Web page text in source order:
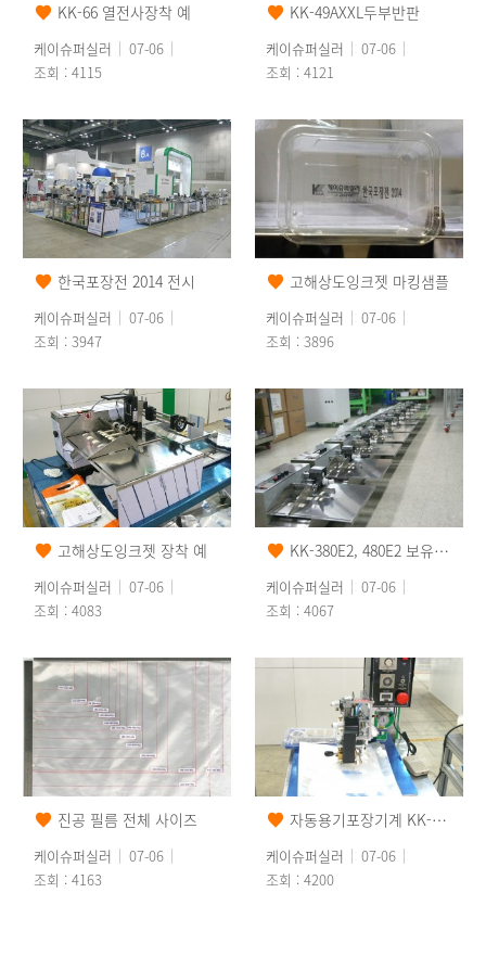
KK-66 열전사장착 예
케이슈퍼실러
07-06
조회 : 4115
KK-49AXXL두부반판
케이슈퍼실러
07-06
조회 : 4121
한국포장전 2014 전시
케이슈퍼실러
07-06
조회 : 3947
고해상도잉크젯 마킹샘플
케이슈퍼실러
07-06
조회 : 3896
고해상도잉크젯 장착 예
케이슈퍼실러
07-06
조회 : 4083
KK-380E2, 480E2 보유재고
케이슈퍼실러
07-06
조회 : 4067
진공 필름 전체 사이즈
케이슈퍼실러
07-06
조회 : 4163
자동용기포장기계 KK-66 시리즈 한국포장전 2014 전시
케이슈퍼실러
07-06
조회 : 4200